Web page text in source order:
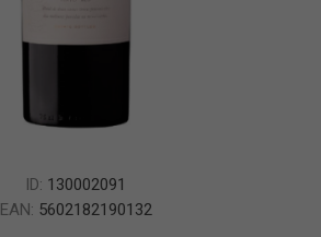
ID: 130002091
EAN: 5602182190132